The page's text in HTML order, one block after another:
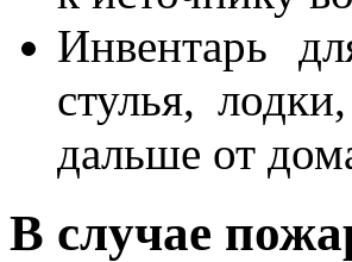
Инвентарь
стулья,
дальше от
В случае